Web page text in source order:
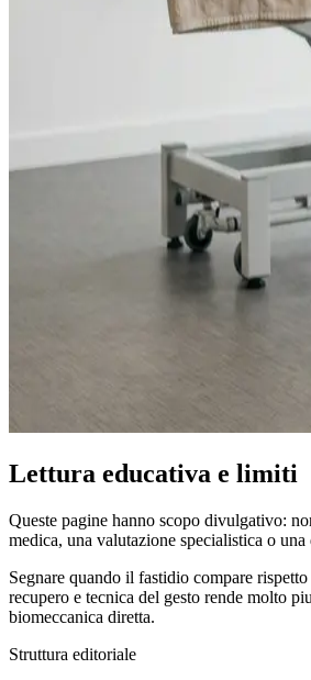
Lettura educativa e limiti
Queste pagine hanno scopo divulgativo:
medica, una valutazione specialistica o
Segnare quando il fastidio compare
recupero e tecnica del gesto rende molto
biomeccanica diretta.
Struttura editoriale